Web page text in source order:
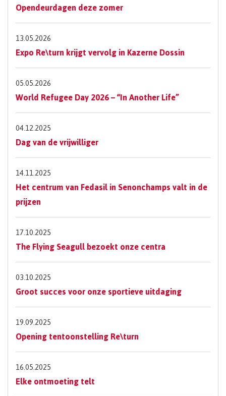
Opendeurdagen deze zomer
13.05.2026
Expo Re\turn krijgt vervolg in Kazerne Dossin
05.05.2026
World Refugee Day 2026 – “In Another Life”
04.12.2025
Dag van de vrijwilliger
14.11.2025
Het centrum van Fedasil in Senonchamps valt in de
prijzen
17.10.2025
The Flying Seagull bezoekt onze centra
03.10.2025
Groot succes voor onze sportieve uitdaging
19.09.2025
Opening tentoonstelling Re\turn
16.05.2025
Elke ontmoeting telt